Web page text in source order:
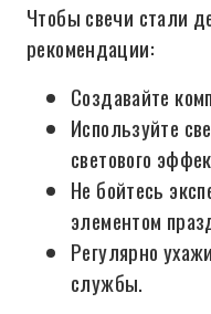
Чтобы свечи стали
рекомендации:
Создавайте
Используйте
светового
Не бойтесь
элементом
Регулярно
службы.